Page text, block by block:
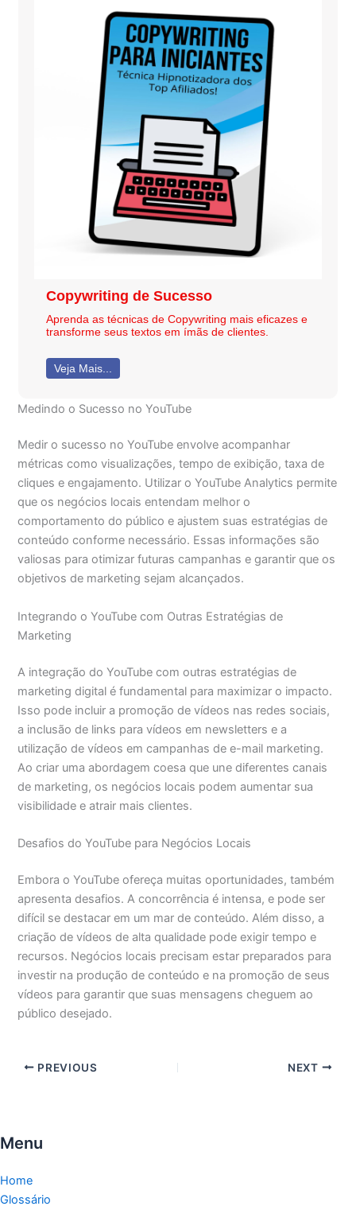
Copywriting de Sucesso
Aprenda as técnicas de Copywriting mais eficazes e
transforme seus textos em ímãs de clientes.
Veja Mais...
Medindo o Sucesso no YouTube
Medir o sucesso no YouTube envolve acompanhar
métricas como visualizações, tempo de exibição, taxa de
cliques e engajamento. Utilizar o YouTube Analytics permite
que os negócios locais entendam melhor o
comportamento do público e ajustem suas estratégias de
conteúdo conforme necessário. Essas informações são
valiosas para otimizar futuras campanhas e garantir que os
objetivos de marketing sejam alcançados.
Integrando o YouTube com Outras Estratégias de
Marketing
A integração do YouTube com outras estratégias de
marketing digital é fundamental para maximizar o impacto.
Isso pode incluir a promoção de vídeos nas redes sociais,
a inclusão de links para vídeos em newsletters e a
utilização de vídeos em campanhas de e-mail marketing.
Ao criar uma abordagem coesa que une diferentes canais
de marketing, os negócios locais podem aumentar sua
visibilidade e atrair mais clientes.
Desafios do YouTube para Negócios Locais
Embora o YouTube ofereça muitas oportunidades, também
apresenta desafios. A concorrência é intensa, e pode ser
difícil se destacar em um mar de conteúdo. Além disso, a
criação de vídeos de alta qualidade pode exigir tempo e
recursos. Negócios locais precisam estar preparados para
investir na produção de conteúdo e na promoção de seus
vídeos para garantir que suas mensagens cheguem ao
público desejado.
PREVIOUS NEXT
Menu
Home
Glossário